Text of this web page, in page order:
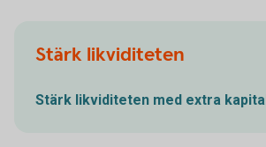
Stärk likviditeten
Stärk likviditeten med extra kapital